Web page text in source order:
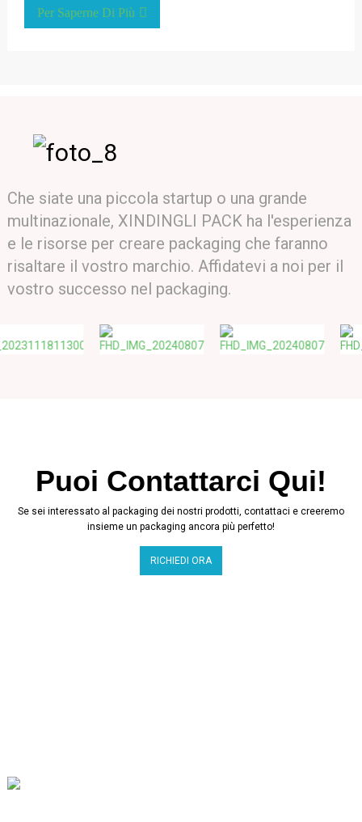
Per Saperne Di Più
Che siate una piccola startup o una grande
multinazionale, XINDINGLI PACK ha l'esperienza
e le risorse per creare packaging che faranno
risaltare il vostro marchio. Affidatevi a noi per il
vostro successo nel packaging.
Puoi Contattarci Qui!
Se sei interessato al packaging dei nostri prodotti, contattaci e creeremo
insieme un packaging ancora più perfetto!
RICHIEDI ORA